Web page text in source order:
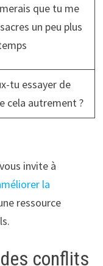
que tu me
un peu plus
tu essayer de
cela autrement ?
invite à
la
ressource
conflits